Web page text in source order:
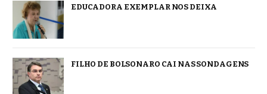
EDUCADORA EXEMPLAR NOS DEIXA
FILHO DE BOLSONARO CAI NAS SONDAGENS